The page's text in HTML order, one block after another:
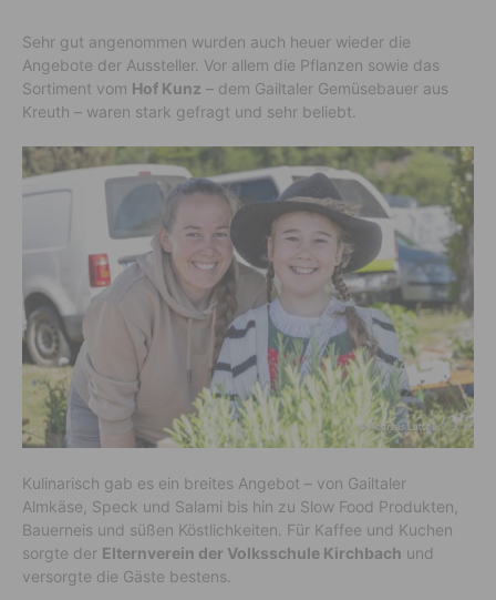
Sehr gut angenommen wurden auch heuer wieder die
Angebote der Aussteller. Vor allem die Pflanzen sowie das
Sortiment vom Hof Kunz – dem Gailtaler Gemüsebauer aus
Kreuth – waren stark gefragt und sehr beliebt.
Kulinarisch gab es ein breites Angebot – von Gailtaler
Almkäse, Speck und Salami bis hin zu Slow Food Produkten,
Bauerneis und süßen Köstlichkeiten. Für Kaffee und Kuchen
sorgte der Elternverein der Volksschule Kirchbach und
versorgte die Gäste bestens.